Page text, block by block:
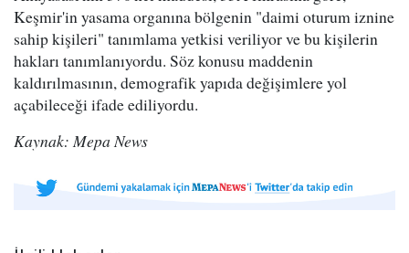
Keşmir'in yasama organına bölgenin "daimi oturum iznine
sahip kişileri" tanımlama yetkisi veriliyor ve bu kişilerin
hakları tanımlanıyordu. Söz konusu maddenin
kaldırılmasının, demografik yapıda değişimlere yol
açabileceği ifade ediliyordu.
Kaynak: Mepa News